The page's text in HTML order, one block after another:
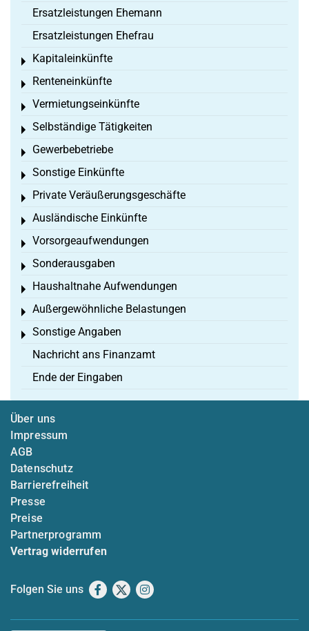
Ersatzleistungen Ehemann
Ersatzleistungen Ehefrau
Kapitaleinkünfte
Toggle menu
Renteneinkünfte
Toggle menu
Vermietungseinkünfte
Toggle menu
Selbständige Tätigkeiten
Toggle menu
Gewerbebetriebe
Toggle menu
Sonstige Einkünfte
Toggle menu
Private Veräußerungsgeschäfte
Toggle menu
Ausländische Einkünfte
Toggle menu
Vorsorgeaufwendungen
Toggle menu
Sonderausgaben
Toggle menu
Haushaltnahe Aufwendungen
Toggle menu
Außergewöhnliche Belastungen
Toggle menu
Sonstige Angaben
Toggle menu
Nachricht ans Finanzamt
Ende der Eingaben
Über uns
Impressum
AGB
Datenschutz
Barrierefreiheit
Presse
Preise
Partnerprogramm
Vertrag widerrufen
Folgen Sie uns Facebook
X Instagram